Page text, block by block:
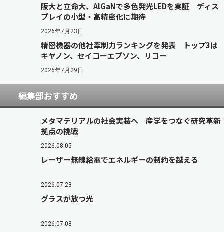
阪大と立命大、AlGaNで多色発光LEDを実証 ディス
プレイの小型・高精密化に期待
2026年7月23日
精密機器の他社牽制力ランキングを発表 トップ3は
キヤノン、セイコーエプソン、リコー
2026年7月29日
編集部おすすめ
メタマテリアルの社会実装へ 産学をつなぐ研究革新
拠点の挑戦
2026.08.05
レーザー無線給電でエネルギーの制約を越える
2026.07.23
グラスが放つ光
2026.07.08